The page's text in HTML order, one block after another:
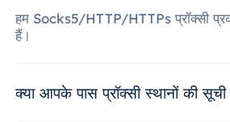
हम Socks5/HTTP/HTTPs प्रॉक्सी
हैं।
क्या आपके पास प्रॉक्सी स्थानों की